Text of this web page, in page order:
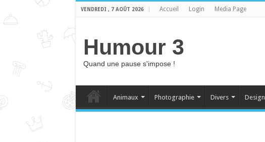
VENDREDI , 7 AOÛT 2026 Accueil Login Media Page
Humour 3
Quand une pause s'impose !
Animaux Photographie Divers Design